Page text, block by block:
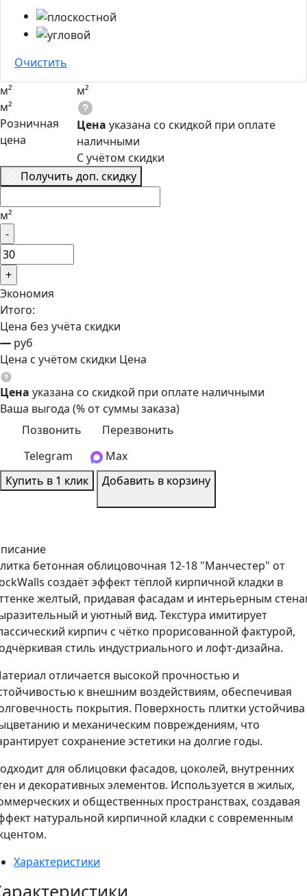
Очистить
м²
м²
Розничная
цена
м²
Цена указана со скидкой при оплате
наличными
С учётом скидки
Получить доп. скидку
м²
Экономия
Итого:
Цена без учёта скидки
— руб
Цена с учётом скидки Цена
Цена указана со скидкой при оплате наличными
Ваша выгода (% от суммы заказа)
Позвонить
Перезвонить
Telegram
Max
Купить в 1 клик
Добавить в корзину
бетонная облицовочная 12-18 "Манчестер" от
создаёт эффект тёплой кирпичной кладки в
желтый, придавая фасадам и интерьерным
и уютный вид. Текстура имитирует
кирпич с чётко прорисованной фактурой,
стиль индустриального и лофт-дизайна.
отличается высокой прочностью и
к внешним воздействиям, обеспечивая
покрытия. Поверхность плитки устойчива
и механическим повреждениям, что
сохранение эстетики на долгие годы.
для облицовки фасадов, цоколей, внутренних
и декоративных элементов. Используется в жилых,
и общественных пространствах, создавая
натуральной кирпичной кладки с современным
Характеристики